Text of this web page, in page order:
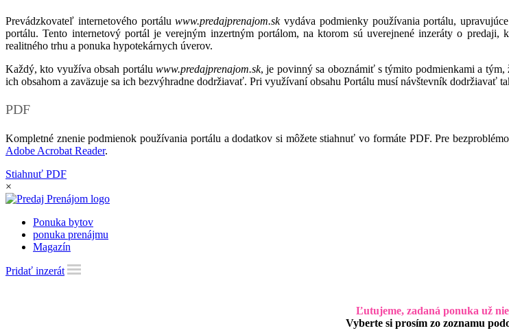
Prevádzkovateľ internetového portáluwww.predajprenajom.skvydáva podmienky používania portálu,
portálu. Tento internetový portál je verejným inzertným portálom, na ktorom sú uverejnené inzeráty o
realitného trhu a ponuka hypotekárnych úverov.
Každý, kto využíva obsah portálu www.predajprenajom.sk, je povinný sa oboznámiť s týmito podmienkami a
ich obsahom a zaväzuje sa ich bezvýhradne dodržiavať. Pri využívaní obsahu Portálu musí návštevník dodržiavať
PDF
Kompletné znenie podmienok používania portálu a dodatkov si môžete stiahnuť vo formáte PDF. Pre
Adobe Acrobat Reader.
Stiahnuť PDF
×
Ponuka bytov
ponuka prenájmu
Magazín
Pridať inzerát
Ľutujeme, zadaná ponuka už
Vyberte si prosím zo zoznamu